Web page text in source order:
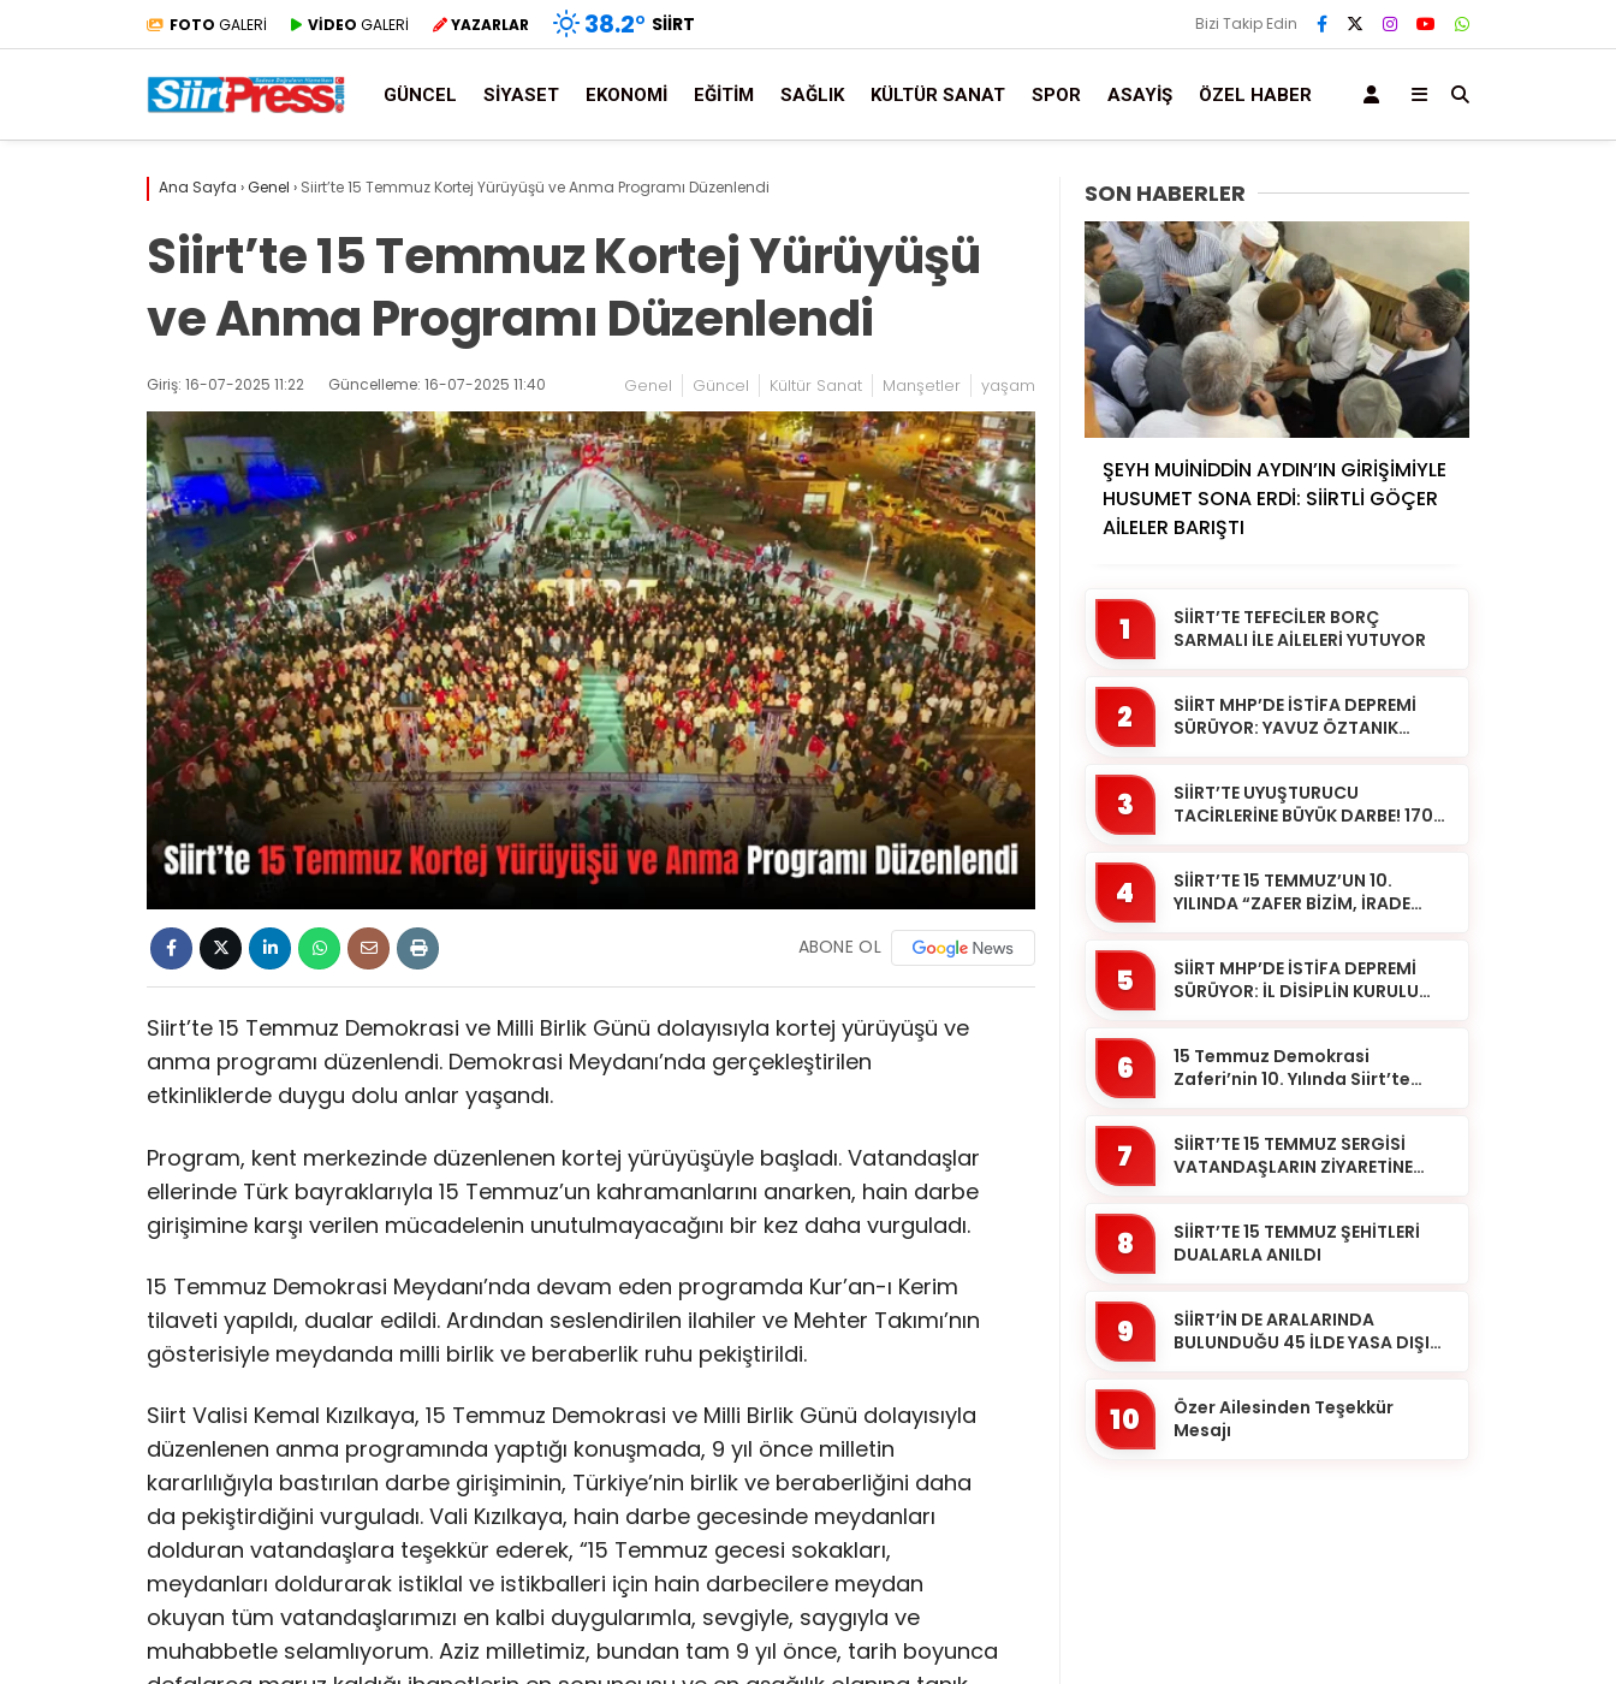
FOTO GALERİ VİDEO GALERİ YAZARLAR 38.2° SIIRT Bizi Takip Edin
GÜNCEL SIYASET EKONOMI EĞITIM SAĞLIK KÜLTÜR SANAT SPOR ASAYIŞ ÖZEL HABER
Ana Sayfa ›Genel › Siirt’te 15 Temmuz Kortej Yürüyüşü ve Anma Programı Düzenlendi
Siirt’te 15 Temmuz Kortej Yürüyüşü
ve Anma Programı Düzenlendi
Giriş: 16-07-2025 11:22 Güncelleme: 16-07-2025 11:40 Genel Güncel Kültür Sanat Manşetler yaşam
ABONE OL
Siirt’te 15 Temmuz Demokrasi ve Milli Birlik Günü dolayısıyla kortej yürüyüşü ve
anma programı düzenlendi. Demokrasi Meydanı’nda gerçekleştirilen
etkinliklerde duygu dolu anlar yaşandı.
Program, kent merkezinde düzenlenen kortej yürüyüşüyle başladı. Vatandaşlar
ellerinde Türk bayraklarıyla 15 Temmuz’un kahramanlarını anarken, hain darbe
girişimine karşı verilen mücadelenin unutulmayacağını bir kez daha vurguladı.
15 Temmuz Demokrasi Meydanı’nda devam eden programda Kur’an-ı Kerim
tilaveti yapıldı, dualar edildi. Ardından seslendirilen ilahiler ve Mehter Takımı’nın
gösterisiyle meydanda milli birlik ve beraberlik ruhu pekiştirildi.
Siirt Valisi Kemal Kızılkaya, 15 Temmuz Demokrasi ve Milli Birlik Günü dolayısıyla
düzenlenen anma programında yaptığı konuşmada, 9 yıl önce milletin
kararlılığıyla bastırılan darbe girişiminin, Türkiye’nin birlik ve beraberliğini daha
da pekiştirdiğini vurguladı. Vali Kızılkaya, hain darbe gecesinde meydanları
dolduran vatandaşlara teşekkür ederek, “15 Temmuz gecesi sokakları,
meydanları doldurarak istiklal ve istikballeri için hain darbecilere meydan
okuyan tüm vatandaşlarımızı en kalbi duygularımla, sevgiyle, saygıyla ve
muhabbetle selamlıyorum. Aziz milletimiz, bundan tam 9 yıl önce, tarih boyunca
SON HABERLER
ŞEYH MUİNİDDİN AYDIN’IN GİRİŞİMİYLE
HUSUMET SONA ERDİ: SİİRTLİ GÖÇER
AİLELER BARIŞTI
1
SİİRT’TE TEFECİLER BORÇ
SARMALI İLE AİLELERİ YUTUYOR
2
SİİRT MHP’DE İSTİFA DEPREMİ
SÜRÜYOR: YAVUZ ÖZTANIK
3
SİİRT’TE UYUŞTURUCU
TACİRLERİNE BÜYÜK DARBE! 170
TUTUKLAND...
4
SİİRT’TE 15 TEMMUZ’UN 10.
YILINDA “ZAFER BİZİM, İRADE
5
SİİRT MHP’DE İSTİFA DEPREMİ
SÜRÜYOR: İL DİSİPLİN KURULU
6
15 Temmuz Demokrasi
Zaferi’nin 10. Yılında Siirt’te
7
SİİRT’TE 15 TEMMUZ SERGİSİ
VATANDAŞLARIN ZİYARETİNE
8
SİİRT’TE 15 TEMMUZ ŞEHİTLERİ
DUALARLA ANILDI
9
SİİRT’İN DE ARALARINDA
BULUNDUĞU 45 İLDE YASA DIŞI
10
Özer Ailesinden Teşekkür
Mesajı